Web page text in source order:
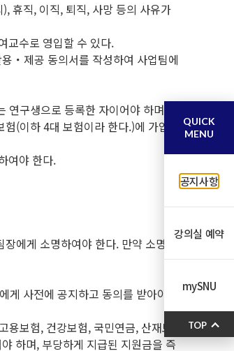
휴직, 이직, 퇴직, 사망 등의 사유가
교수로 영입할 수 있다.
・제공 동의서를 작성하여 사업팀에
구생으로 등록한 자이어야 하며(단,
(이하 4대 보험이라 한다.)에 가입되
여야 한다.
에게 소명하여야 한다. 만약 소명하
사전에 공지하고 동의를 받아야 한
보험, 건강보험, 국민연금, 산재보
하며, 부당하게 지급된 지원금을 즉
QUICK
MENU
공지사항
강의실 예약
mySNU
TOP